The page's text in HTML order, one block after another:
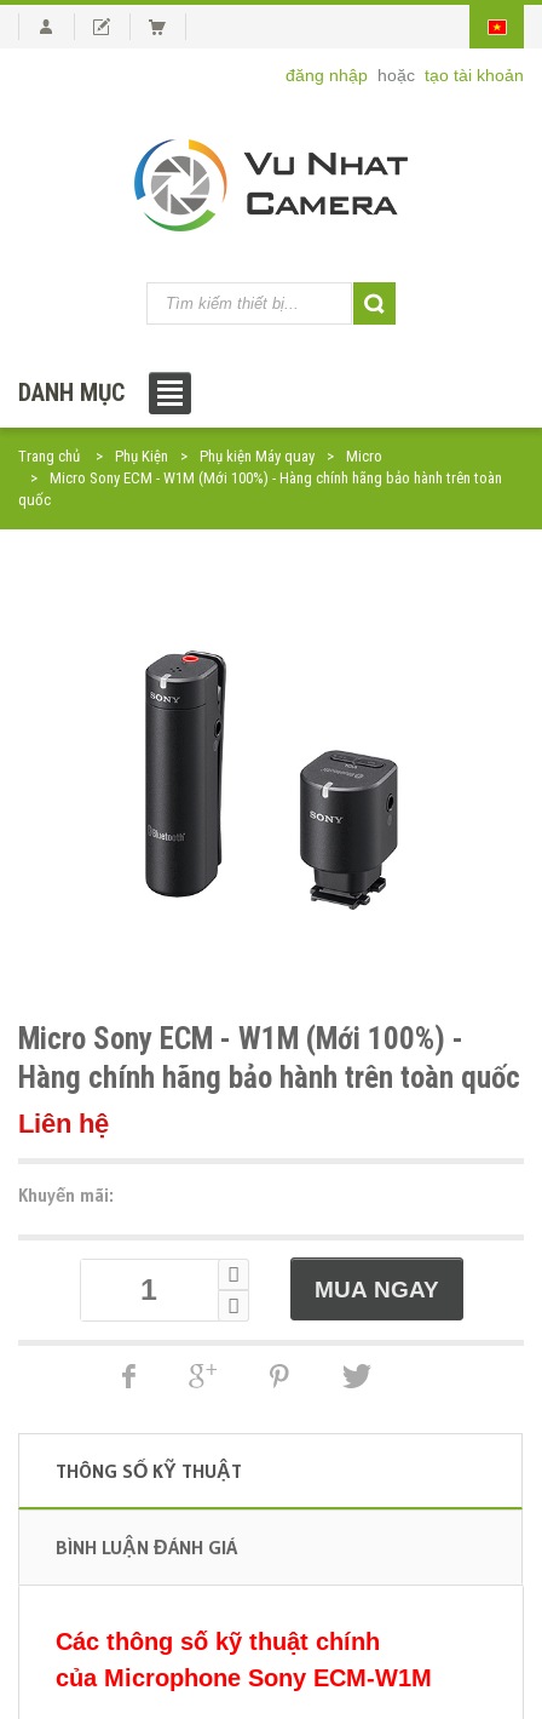
đăng nhập hoặc tạo tài khoản
DANH MỤC
Trang chủ Phụ Kiện Phụ kiện Máy quay
Micro
Micro Sony ECM - W1M (Mới 100%) - Hàng chính hãng bảo hành trên toàn
quốc
Micro Sony ECM - W1M (Mới 100%) -
Hàng chính hãng bảo hành trên toàn quốc
Liên hệ
Khuyến mãi:
THÔNG SỐ KỸ THUẬT
BÌNH LUẬN ĐÁNH GIÁ
Các thông số kỹ thuật chính
của Microphone Sony ECM-W1M